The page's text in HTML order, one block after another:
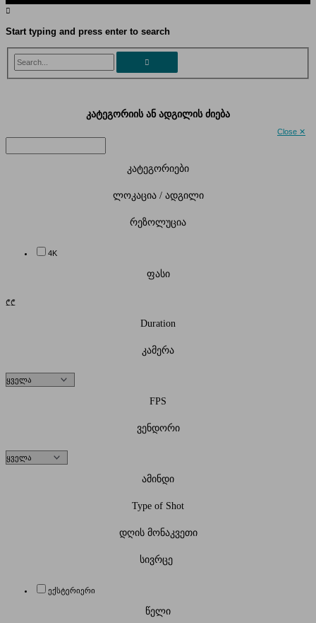
Start typing and press enter to search
Search...
Close ✕
კატეგორიის ან ადგილის ძიება
კატეგორიები
ლოკაცია / ადგილი
რეზოლუცია
4K
ფასი
₾₾
Duration
კამერა
FPS
ვენდორი
ამინდი
Type of Shot
დღის მონაკვეთი
სივრცე
ექსტერიერი
წელი